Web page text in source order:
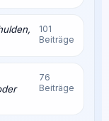
101
Beiträge
76
Beiträge